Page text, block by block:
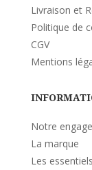
Livraison et
Politique de
CGV
Mentions
Notre
La marque
Les essentiels